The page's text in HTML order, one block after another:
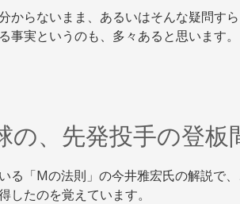
からないまま、あるいはそんな疑問す
実というのも、多々あると思います。
の、先発投手の登板
る「Mの法則」の今井雅宏氏の解説で
したのを覚えています。